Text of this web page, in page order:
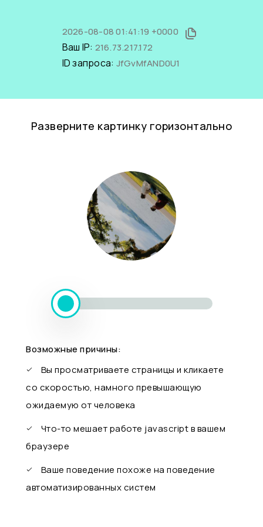
2026-08-08 01:41:19 +0000
Ваш IP: 216.73.217.172
ID запроса: JfGvMfAND0U1
Разверните картинку горизонтально
Возможные причины:
Вы просматриваете страницы и кликаете
со скоростью, намного превышающую
ожидаемую от человека
Что-то мешает работе javascript в вашем
браузере
Ваше поведение похоже на поведение
автоматизированных систем